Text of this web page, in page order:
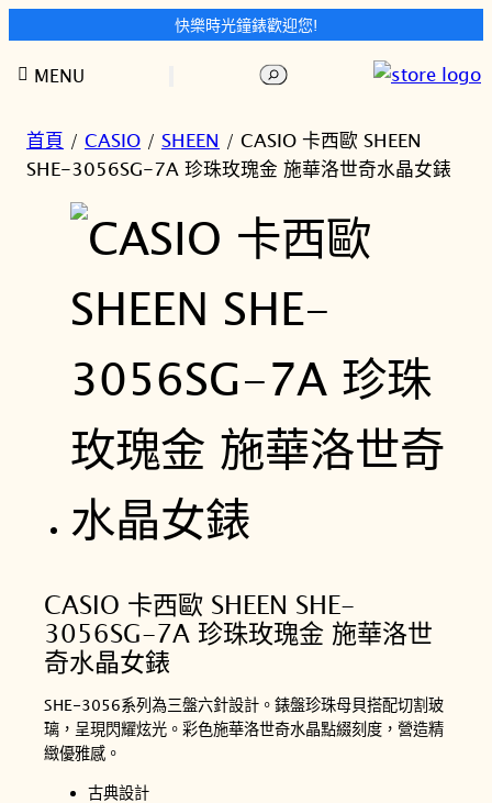
快樂時光鐘錶歡迎您!
至
搜
MENU
首頁 / CASIO / SHEEN / CASIO 卡西歐 SHEEN
SHE-3056SG-7A 珍珠玫瑰金 施華洛世奇水晶女錶
CASIO 卡西歐 SHEEN SHE-
3056SG-7A 珍珠玫瑰金 施華洛世
奇水晶女錶
SHE-3056系列為三盤六針設計。錶盤珍珠母貝搭配切割玻
璃，呈現閃耀炫光。彩色施華洛世奇水晶點綴刻度，營造精
緻優雅感。
古典設計